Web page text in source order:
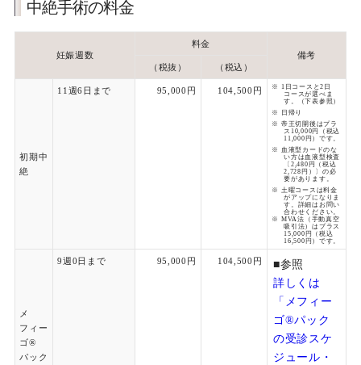
中絶手術の料金
妊娠週数
料金
備考
（税抜）
（税込）
初期中
絶
11週6日まで 95,000円 104,500円
1日コースと2日
コースが選べま
す。（下表参照）
日帰り
帝王切開後はプラ
ス10,000円（税込
11,000円）です。
血液型カードのな
い方は血液型検査
〔2,480円（税込
2,728円）〕の必
要があります。
土曜コースは料金
がアップになりま
す。詳細はお問い
合わせください。
MVA法（手動真空
吸引法）はプラス
15,000円（税込
16,500円）です。
メ
フィー
ゴ®
パック
9週0日まで 95,000円 104,500円
■参照
詳しくは
「メフィー
ゴ®パック
の受診スケ
ジュール・